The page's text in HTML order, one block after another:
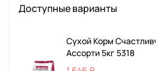
Доступные варианты
Сухой Корм
Ассорти 5кг 5318